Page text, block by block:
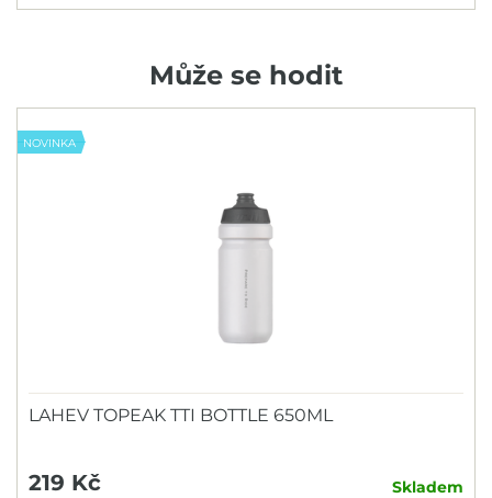
Může se hodit
NOVINKA
LAHEV TOPEAK TTI BOTTLE 650ML
219 Kč Skladem